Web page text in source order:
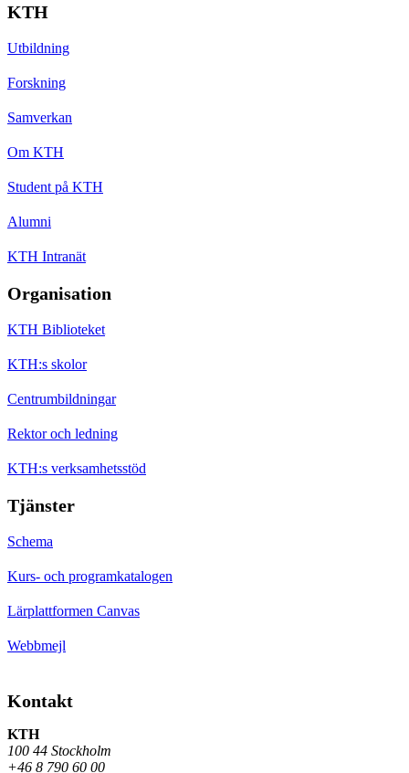
KTH
Utbildning
Forskning
Samverkan
Om KTH
Student på KTH
Alumni
KTH Intranät
Organisation
KTH Biblioteket
KTH:s skolor
Centrumbildningar
Rektor och ledning
KTH:s verksamhetsstöd
Tjänster
Schema
Kurs- och programkatalogen
Lärplattformen Canvas
Webbmejl
Kontakt
KTH
100 44 Stockholm
+46 8 790 60 00